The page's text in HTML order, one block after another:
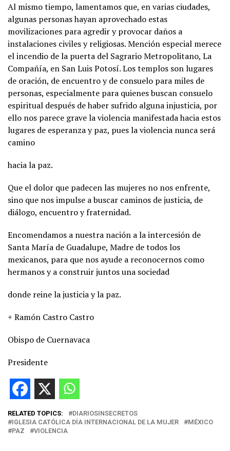
Al mismo tiempo, lamentamos que, en varias ciudades,
algunas personas hayan aprovechado estas
movilizaciones para agredir y provocar daños a
instalaciones civiles y religiosas. Mención especial merece
el incendio de la puerta del Sagrario Metropolitano, La
Compañía, en San Luis Potosí. Los templos son lugares
de oración, de encuentro y de consuelo para miles de
personas, especialmente para quienes buscan consuelo
espiritual después de haber sufrido alguna injusticia, por
ello nos parece grave la violencia manifestada hacia estos
lugares de esperanza y paz, pues la violencia nunca será
camino
hacia la paz.
Que el dolor que padecen las mujeres no nos enfrente,
sino que nos impulse a buscar caminos de justicia, de
diálogo, encuentro y fraternidad.
Encomendamos a nuestra nación a la intercesión de
Santa María de Guadalupe, Madre de todos los
mexicanos, para que nos ayude a reconocernos como
hermanos y a construir juntos una sociedad
donde reine la justicia y la paz.
+ Ramón Castro Castro
Obispo de Cuernavaca
Presidente
RELATED TOPICS:
DIARIOSINSECRETOS
IGLESIA CATÓLICA DÍA INTERNACIONAL DE LA MUJER
MÉXICO
PAZ
VIOLENCIA